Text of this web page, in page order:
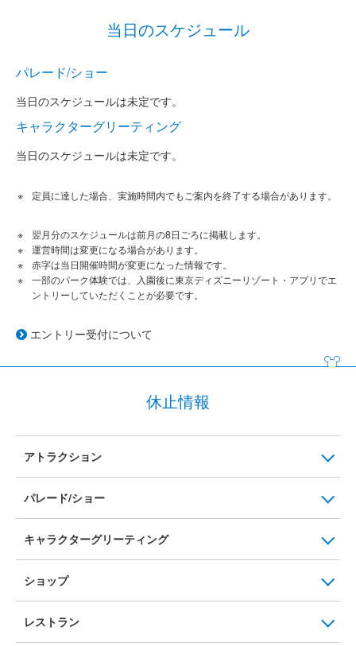
当日のスケジュール
パレード/ショー
当日のスケジュールは未定です。
キャラクターグリーティング
当日のスケジュールは未定です。
定員に達した場合、実施時間内でもご案内を終了する場合があります。
翌月分のスケジュールは前月の8日ごろに掲載します。
運営時間は変更になる場合があります。
赤字は当日開催時間が変更になった情報です。
一部のパーク体験では、入園後に東京ディズニーリゾート・アプリでエ
ントリーしていただくことが必要です。
エントリー受付について
休止情報
アトラクション
パレード/ショー
キャラクターグリーティング
ショップ
レストラン